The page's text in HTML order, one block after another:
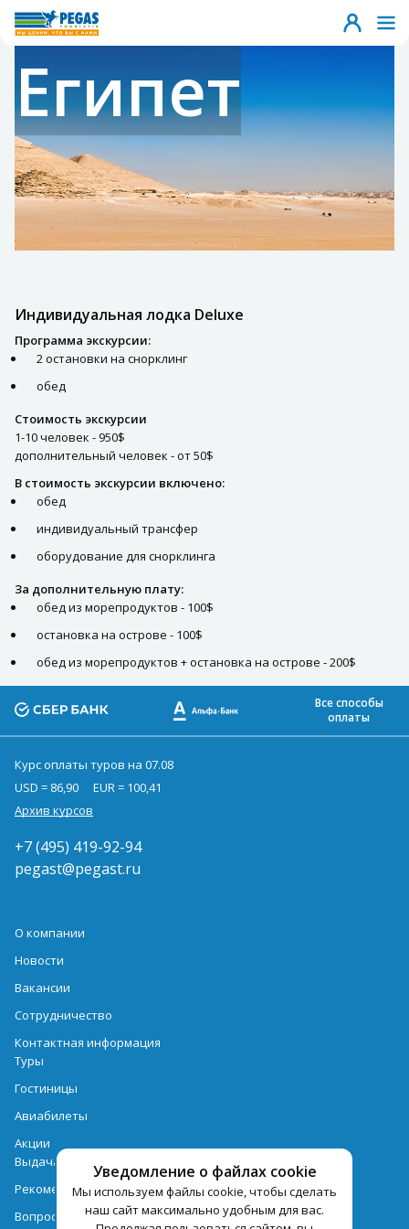
Египет
Индивидуальная лодка Deluxe
Программа экскурсии:
2 остановки на снорклинг
обед
Стоимость экскурсии
1-10 человек - 950$
дополнительный человек - от 50$
В стоимость экскурсии включено:
обед
индивидуальный трансфер
оборудование для снорклинга
За дополнительную плату:
обед из морепродуктов - 100$
остановка на острове - 100$
обед из морепродуктов + остановка на острове - 200$
Уведомление о файлах cookie
Мы используем файлы cookie, чтобы сделать
наш сайт максимально удобным для вас.
Все способы
оплаты
Курс оплаты туров на 07.08
USD = 86,90
EUR = 100,41
Архив курсов
+7 (495) 419-92-94
pegast@pegast.ru
О компании
Новости
Вакансии
Сотрудничество
Контактная информация
Туры
Гостиницы
Авиабилеты
Акции
Выдача документов
Рекомендации
Вопрос-ответ